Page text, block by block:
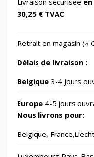
IT
Jardin
Jouets
Laser
30,25 € TVAC
Retrait en magasin («
Délais de livraison :
Belgique 3-4 Jours
Europe 4-5 jours
Nous livrons pour:
Belgique,